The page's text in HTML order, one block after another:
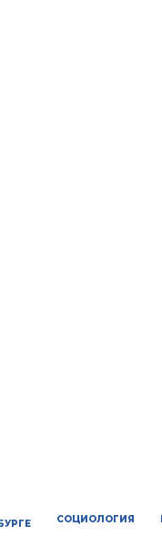
СОЦИОЛОГИЯ